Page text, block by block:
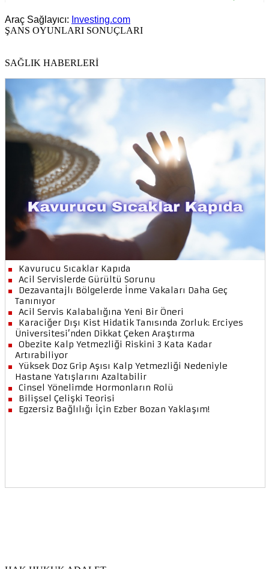
Araç Sağlayıcı: Investing.com
ŞANS OYUNLARI SONUÇLARI
SAĞLIK HABERLERİ